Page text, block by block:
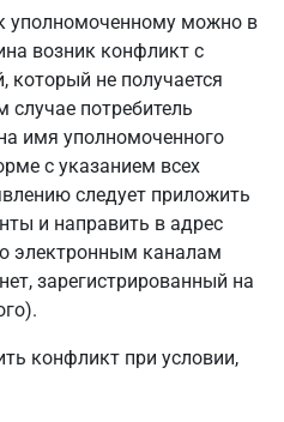
уполномоченному можно в
возник конфликт с
который не получается
потребитель
имя уполномоченного
с указанием всех
следует приложить
и направить в адрес
электронным каналам
зарегистрированный на
конфликт при условии,